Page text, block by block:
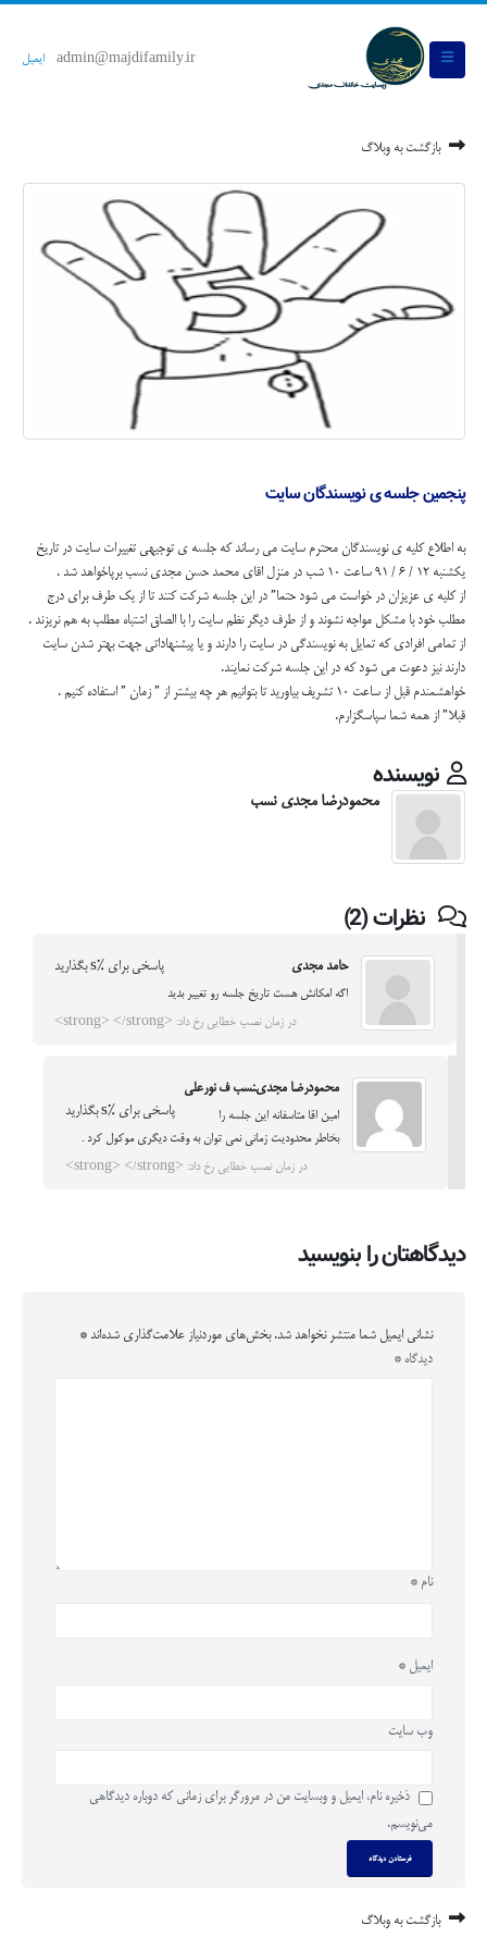
admin@majdifamily.ir ایمیل
بازگشت به وبلاگ
پنجمین جلسه ی نویسندگان سایت
به اطلاع کلیه ی نویسندگان محترم سایت می رساند که جلسه ی توجیهی تغییرات سایت در تاریخ
یکشنبه 12 / 6 / 91 ساعت 10 شب در منزل اقای محمد حسن مجدی نسب برپاخواهد شد .
از کلیه ی عزیزان در خواست می شود حتما” در این جلسه شرکت کنند تا از یک طرف برای درج
مطلب خود با مشکل مواجه نشوند و از طرف دیگر نظم سایت را با الصاق اشتباه مطلب به هم نریزند .
از تمامی افرادی که تمایل به نویسندگی در سایت را دارند و یا پیشنهاداتی جهت بهتر شدن سایت
دارند نیز دعوت می شود که در این جلسه شرکت نمایند.
خواهشمندم قبل از ساعت 10 تشریف بیاورید تا بتوانیم هر چه بیشتر از ” زمان ” استفاده کنیم .
قبلا” از همه شما سپاسگزارم.
نویسنده
محمودرضا مجدی نسب
نظرات (2)
حامد مجدی پاسخی برای %s بگذارید
اگه امکانش هست تاریخ جلسه رو تغییر بدید
در زمان نصب خطایی رخ داد: <strong> </strong>
محمودرضا مجدىنسب ف نورعلى
پاسخی برای %s بگذارید
امين اقا متاسفانه اين جلسه را
بخاطر محدوديت زمانى نمى توان به وقت ديگرى موکول کرد .
در زمان نصب خطایی رخ داد: <strong> </strong>
دیدگاهتان را بنویسید
نشانی ایمیل شما منتشر نخواهد شد. بخش‌های موردنیاز علامت‌گذاری شده‌اند *
دیدگاه *
نام *
ایمیل *
وب‌ سایت
ذخیره نام، ایمیل و وبسایت من در مرورگر برای زمانی که دوباره دیدگاهی
می‌نویسم.
بازگشت به وبلاگ